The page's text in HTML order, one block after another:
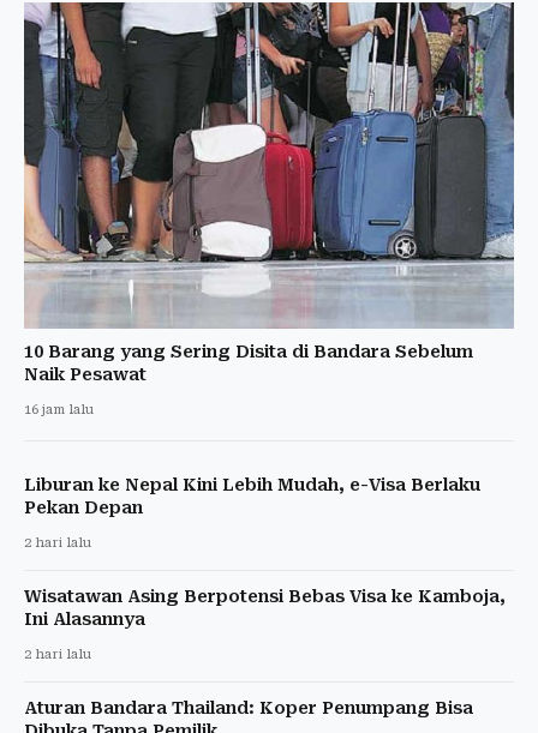
10 Barang yang Sering Disita di Bandara Sebelum
Naik Pesawat
16 jam lalu
Liburan ke Nepal Kini Lebih Mudah, e-Visa Berlaku
Pekan Depan
2 hari lalu
Wisatawan Asing Berpotensi Bebas Visa ke Kamboja,
Ini Alasannya
2 hari lalu
Aturan Bandara Thailand: Koper Penumpang Bisa